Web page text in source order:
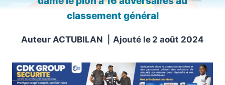
classement général
Auteur ACTUBILAN Ajouté le 2 août 2024